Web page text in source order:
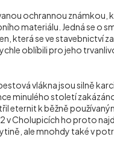
ochrannou známkou,
materiálu. Jedná se o
která se ve stavebnictví
oblíbili pro jeho
vlákna jsou silně
minulého století
eternit k běžně
v Cholupicích ho proto
ale mnohdy také v